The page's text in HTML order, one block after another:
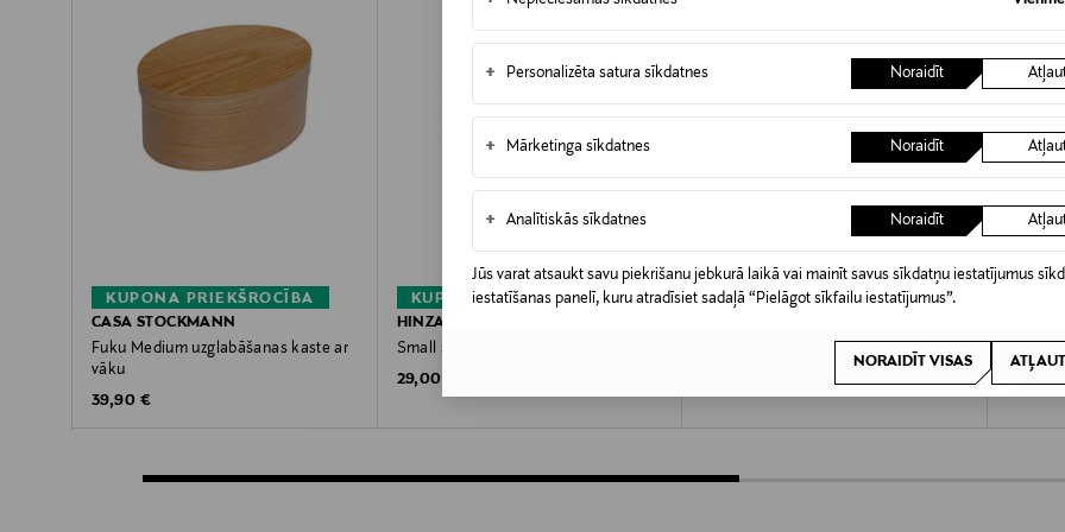
+ Personalizēta satura sīkdatnes Noraidīt
+ Mārketinga sīkdatnes Noraidīt
+ Analītiskās sīkdatnes Noraidīt
Jūs varat atsaukt savu piekrišanu jebkurā laikā vai mainīt savus sīkdatņu iestatījumus
iestatīšanas panelī, kuru atradīsiet sadaļā “Pielāgot sīkfailu iestatījumus”.
NORAIDĪT VISAS
KUPONA PRIEKŠROCĪBA
CASA STOCKMANN
Fuku Medium uzglabāšanas kaste ar
vāku
Original Price
39,90 €
KUPONA PRIEKŠROCĪBA
HINZA
Small soma 7,5 l
Original Price
29,00 €
KUPONA PRIEKŠROCĪBA
29,00